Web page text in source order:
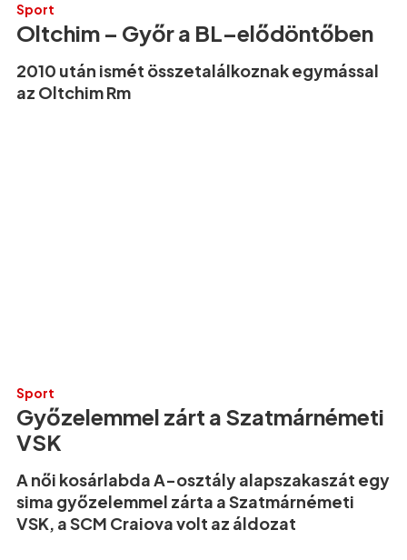
Sport
Oltchim – Győr a BL–elődöntőben
2010 után ismét összetalálkoznak egymással
az Oltchim Rm
Sport
Győzelemmel zárt a Szatmárnémeti
VSK
A női kosárlabda A-osztály alapszakaszát egy
sima győzelemmel zárta a Szatmárnémeti
VSK, a SCM Craiova volt az áldozat